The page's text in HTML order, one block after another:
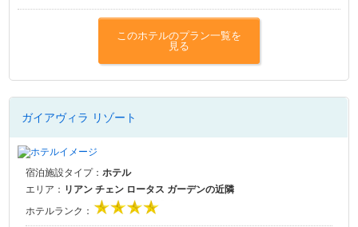
このホテルのプラン一覧を
見る
ガイアヴィラ リゾート
宿泊施設タイプ：ホテル
エリア： リアン チェン ロータス ガーデンの近隣
ホテルランク：